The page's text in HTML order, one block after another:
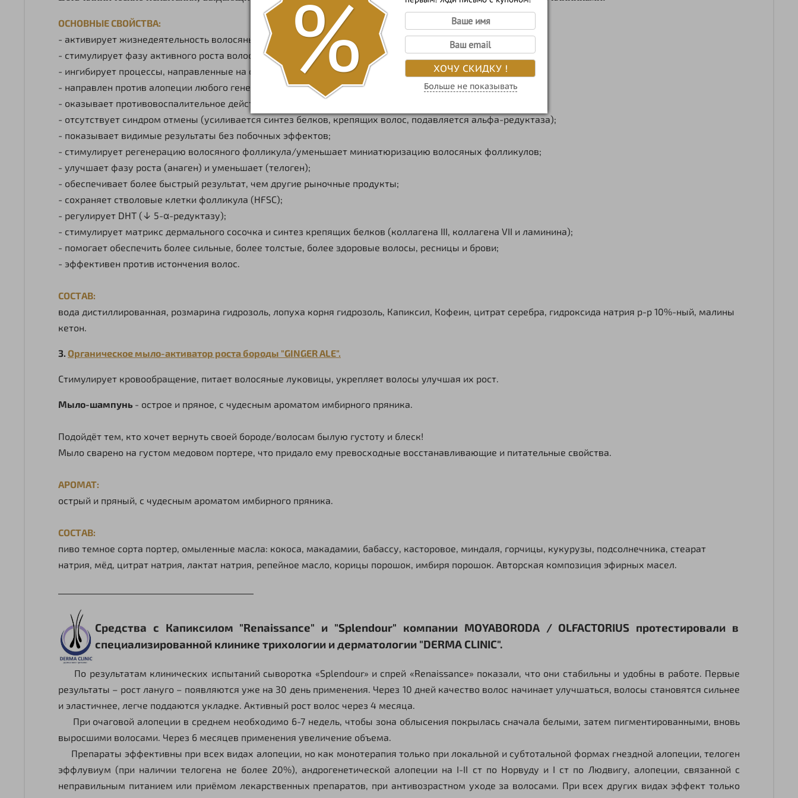
% ХОЧУ СКИДКУ !
Больше не показывать
ОСНОВНЫЕ СВОЙСТВА:
- активирует жизнедеятельность волосяных и ресничных луковиц;
- стимулирует фазу активного роста волоса;
- ингибирует процессы, направленные на старение волоса (ресницы);
- направлен против алопеции любого генеза;
- оказывает противовоспалительное действие;
- отсутствует синдром отмены (усиливается синтез белков, крепящих волос, подавляется альфа-редуктаза);
- показывает видимые результаты без побочных эффектов;
- стимулирует регенерацию волосяного фолликула/уменьшает миниатюризацию волосяных фолликулов;
- улучшает фазу роста (анаген) и уменьшает (телоген);
- обеспечивает более быстрый результат, чем другие рыночные продукты;
- сохраняет стволовые клетки фолликула (HFSC);
- регулирует DHT (↓ 5-α-редуктазу);
- стимулирует матрикс дермального сосочка и синтез крепящих белков (коллагена III, коллагена VII и ламинина);
- помогает обеспечить более сильные, более толстые, более здоровые волосы, ресницы и брови;
- эффективен против истончения волос.
СОСТАВ:
вода дистиллированная, розмарина гидрозоль, лопуха корня гидрозоль, Капиксил, Кофеин, цитрат серебра, гидроксида натрия р-р 10%-ный, малины
кетон.
3. Органическое мыло-активатор роста бороды "GINGER ALE".
Стимулирует кровообращение, питает волосяные луковицы, укрепляет волосы улучшая их рост.
Мыло-шампунь - острое и пряное, с чудесным ароматом имбирного пряника.
Подойдёт тем, кто хочет вернуть своей бороде/волосам былую густоту и блеск!
Мыло сварено на густом медовом портере, что придало ему превосходные восстанавливающие и питательные свойства.
АРОМАТ:
острый и пряный, с чудесным ароматом имбирного пряника.
СОСТАВ:
пиво темное сорта портер, омыленные масла: кокоса, макадамии, бабассу, касторовое, миндаля, горчицы, кукурузы, подсолнечника, стеарат
натрия, мёд, цитрат натрия, лактат натрия, репейное масло, корицы порошок, имбиря порошок. Авторская композиция эфирных масел.
Cредства с Капиксилом "Renaissance" и "Splendour" компании MOYABORODA / OLFACTORIUS протестировали в
специализированной клинике трихологии и дерматологии "DERMA CLINIC".
По результатам клинических испытаний сыворотка «Splendour» и спрей «Renaissance» показали, что они стабильны и удобны в работе. Первые
результаты – рост лануго – появляются уже на 30 день применения. Через 10 дней качество волос начинает улучшаться, волосы становятся сильнее
и эластичнее, легче поддаются укладке. Активный рост волос через 4 месяца.
При очаговой алопеции в среднем необходимо 6-7 недель, чтобы зона облысения покрылась сначала белыми, затем пигментированными, вновь
выросшими волосами. Через 6 месяцев применения увеличение объема.
Препараты эффективны при всех видах алопеции, но как монотерапия только при локальной и субтотальной формах гнездной алопеции, телоген
эффлувиум (при наличии телогена не более 20%), андрогенетической алопеции на I-II ст по Норвуду и I ст по Людвигу, алопеции, связанной с
неправильным питанием или приёмом лекарственных препаратов, при антивозрастном уходе за волосами. При всех других видах эффект только